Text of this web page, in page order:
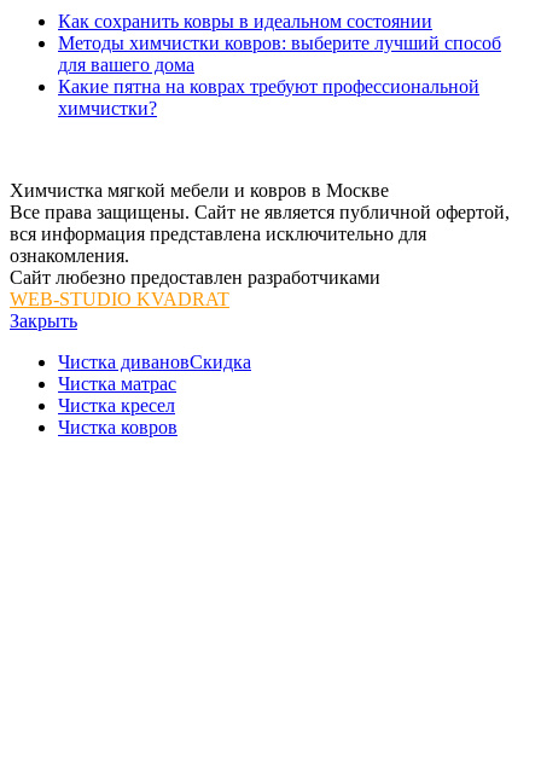
Как сохранить ковры в идеальном состоянии
Методы химчистки ковров: выберите лучший способ
для вашего дома
Какие пятна на коврах требуют профессиональной
химчистки?
Химчистка мягкой мебели и ковров в Москве
Все права защищены. Сайт не является публичной офертой,
вся информация представлена исключительно для
ознакомления.
Сайт любезно предоставлен разработчиками
WEB-STUDIO KVADRAT
Закрыть
Чистка дивановСкидка
Чистка матрас
Чистка кресел
Чистка ковров